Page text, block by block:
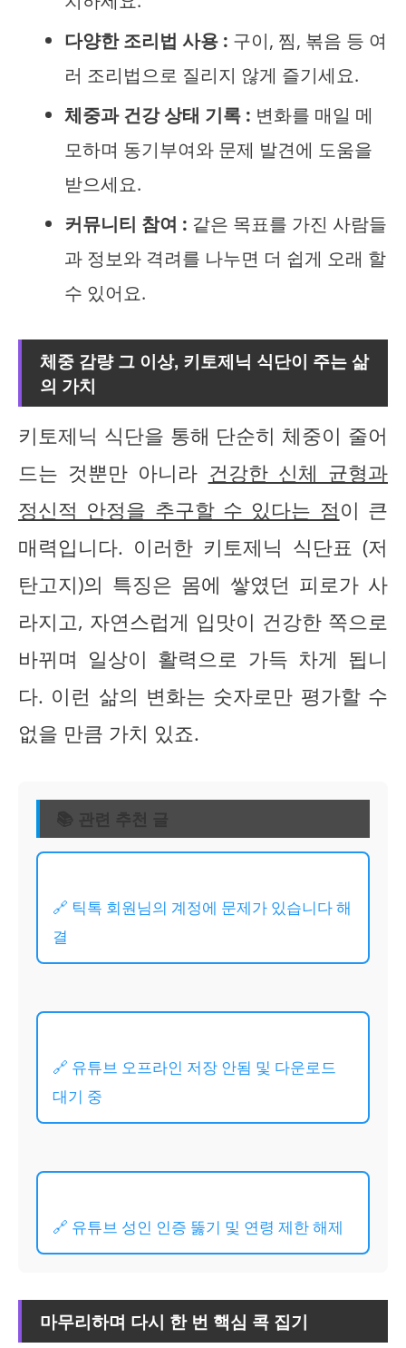
다양한 조리법 사용 : 구이, 찜, 볶음 등 여
러 조리법으로 질리지 않게 즐기세요.
체중과 건강 상태 기록 : 변화를 매일 메
모하며 동기부여와 문제 발견에 도움을
받으세요.
커뮤니티 참여 : 같은 목표를 가진 사람들
과 정보와 격려를 나누면 더 쉽게 오래 할
수 있어요.
체중 감량 그 이상, 키토제닉 식단이 주는 삶
의 가치
키토제닉 식단을 통해 단순히 체중이 줄어
드는 것뿐만 아니라 건강한 신체 균형과
정신적 안정을 추구할 수 있다는 점이 큰
매력입니다. 이러한 키토제닉 식단표 (저
탄고지)의 특징은 몸에 쌓였던 피로가 사
라지고, 자연스럽게 입맛이 건강한 쪽으로
바뀌며 일상이 활력으로 가득 차게 됩니
다. 이런 삶의 변화는 숫자로만 평가할 수
없을 만큼 가치 있죠.
📚 관련 추천 글
🔗 틱톡 회원님의 계정에 문제가 있습니다 해
결
🔗 유튜브 오프라인 저장 안됨 및 다운로드
대기 중
🔗 유튜브 성인 인증 뚫기 및 연령 제한 해제
마무리하며 다시 한 번 핵심 콕 집기